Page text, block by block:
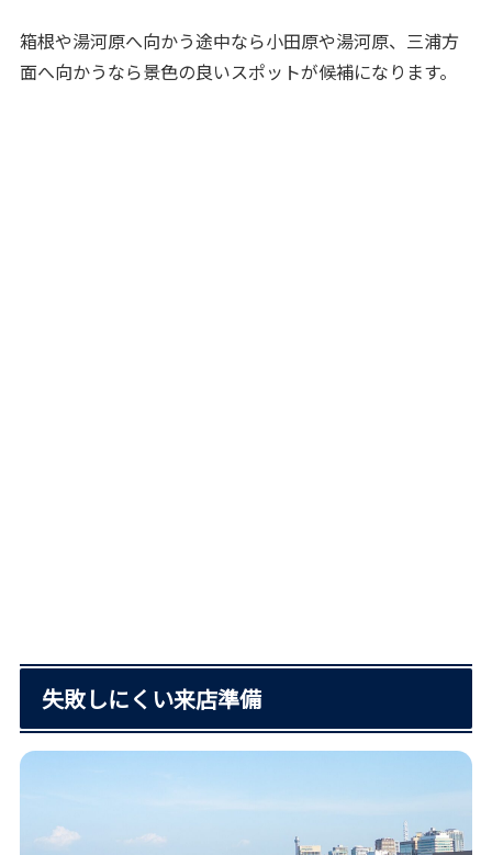
箱根や湯河原へ向かう途中なら小田原や湯河原、三浦方
面へ向かうなら景色の良いスポットが候補になります。
失敗しにくい来店準備